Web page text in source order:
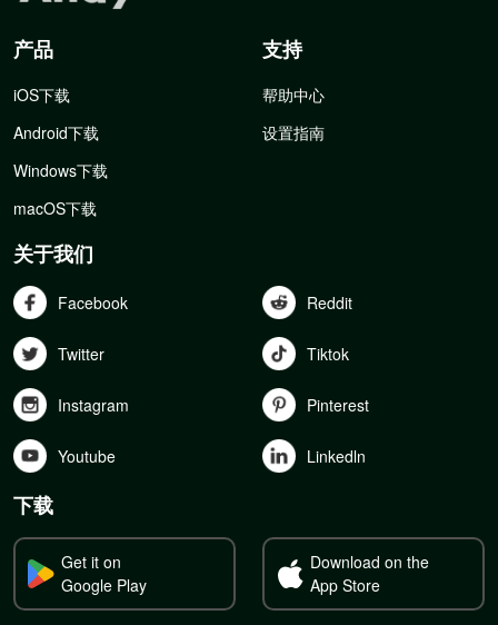
产品
iOS下载
Android下载
Windows下载
macOS下载
支持
帮助中心
设置指南
关于我们
Facebook Reddit
Twitter Tiktok
Instagram Pinterest
Youtube Linkedln
下载
Get it on
Google Play
Download on the
App Store